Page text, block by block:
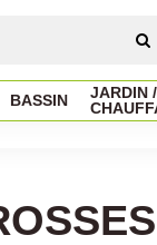
BASSIN
JARDIN